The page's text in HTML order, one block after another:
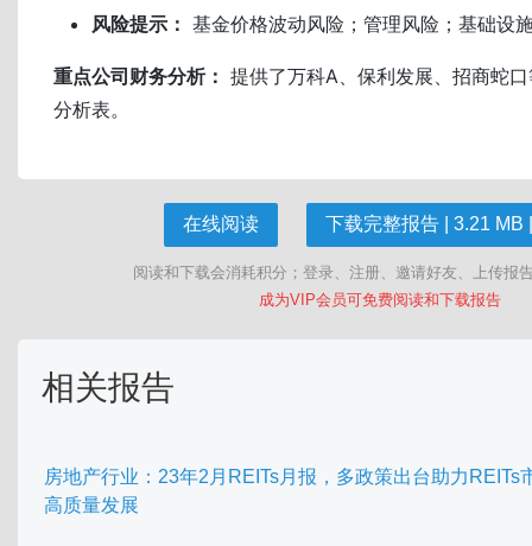
风险提示： 基金价格波动风险；管理风险；基础设
重点公司财务分析： 提供了万科A、保利发展、招商蛇
分析表。
在线阅读 下载完整报告 | 3.21 MB
阅读和下载会消耗积分；登录、注册、邀请好友、上传报
成为VIP会员可免费阅读和下载报告
相关报告
房地产行业：23年2月REITs月报，多政策出台助力REITs
高质量发展